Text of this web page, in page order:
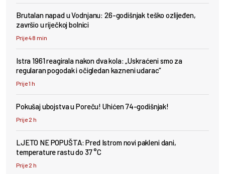
Brutalan napad u Vodnjanu: 26-godišnjak teško ozlijeđen,
završio u riječkoj bolnici
Prije 48 min
Istra 1961 reagirala nakon dva kola: „Uskraćeni smo za
regularan pogodak i očigledan kazneni udarac“
Prije 1 h
Pokušaj ubojstva u Poreču! Uhićen 74-godišnjak!
Prije 2 h
LJETO NE POPUŠTA: Pred Istrom novi pakleni dani,
temperature rastu do 37 °C
Prije 2 h